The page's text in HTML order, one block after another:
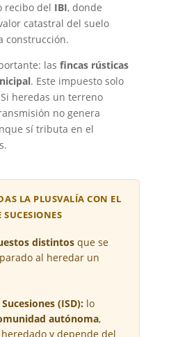
recibo del IBI, donde
catastral del suelo
construcción.
las fincas rústicas
. Este impuesto solo
heredas un terreno
no genera
sí tributa en el
LA PLUSVALÍA CON EL
distintosque se
al heredar un
(ISD):lo
autónoma,
y depende del